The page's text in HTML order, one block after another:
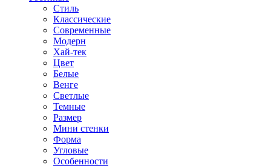
Стиль
Классические
Современные
Модерн
Хай-тек
Цвет
Белые
Венге
Светлые
Темные
Размер
Мини стенки
Форма
Угловые
Особенности